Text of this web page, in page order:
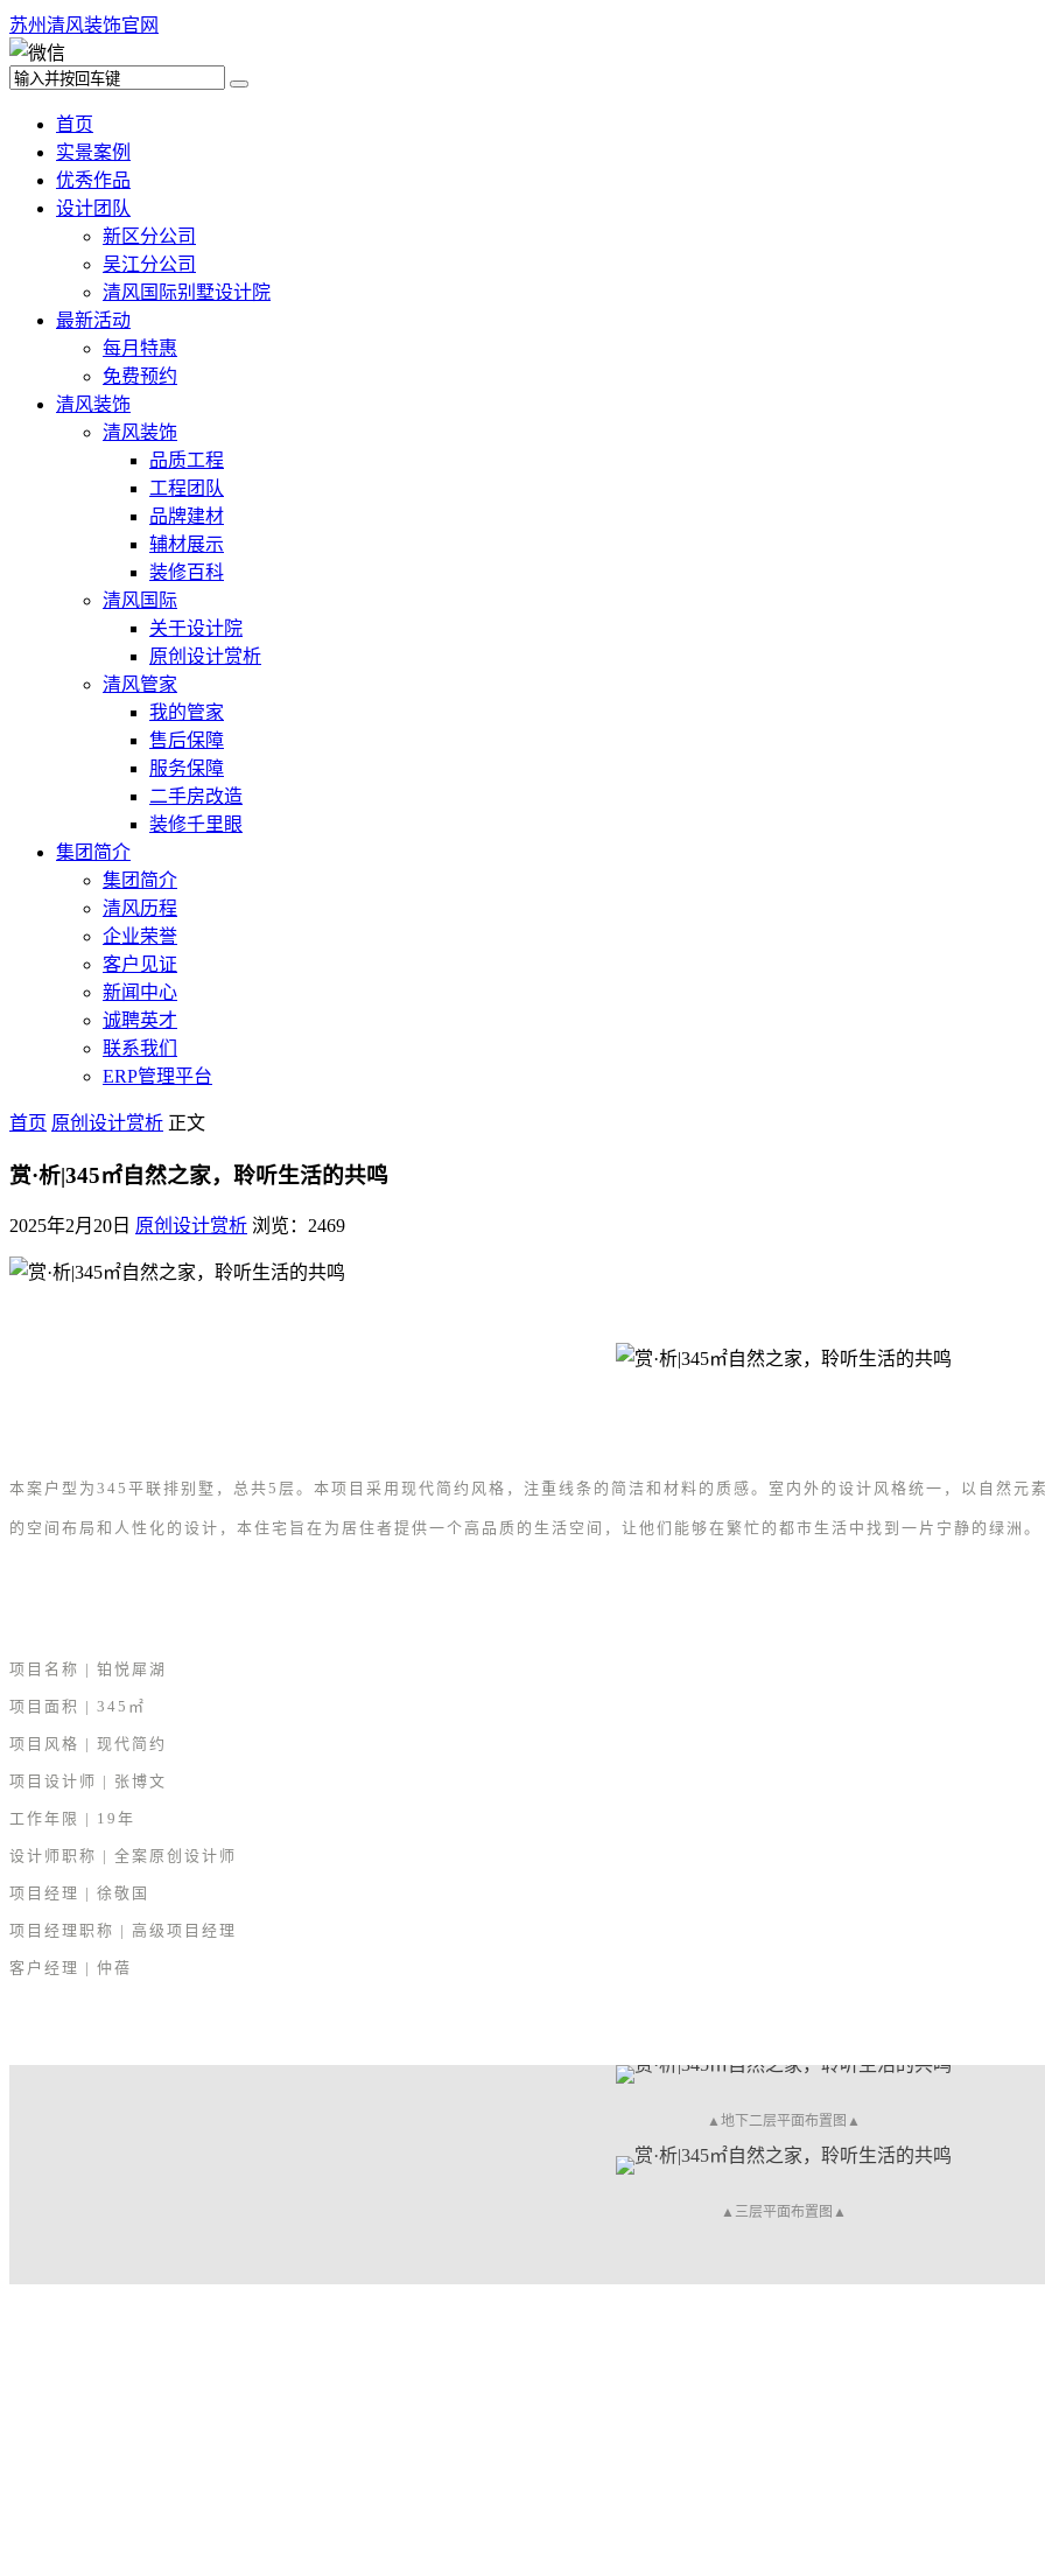
苏州清风装饰官网
首页
实景案例
优秀作品
设计团队
新区分公司
吴江分公司
清风国际别墅设计院
最新活动
每月特惠
免费预约
清风装饰
清风装饰
品质工程
工程团队
品牌建材
辅材展示
装修百科
清风国际
关于设计院
原创设计赏析
清风管家
我的管家
售后保障
服务保障
二手房改造
装修千里眼
集团简介
集团简介
清风历程
企业荣誉
客户见证
新闻中心
诚聘英才
联系我们
ERP管理平台
首页 原创设计赏析 正文
赏·析|345㎡自然之家，聆听生活的共鸣
2025年2月20日 原创设计赏析 浏览：2469
本案户型为345平联排别墅，总共5层。本项目采用现代简约风格，注重线条的简洁和材料的质感。室内外的设计风格统一，以自然元
的空间布局和人性化的设计，本住宅旨在为居住者提供一个高品质的生活空间，让他们能够在繁忙的都市生活中找到一片宁静的绿洲。
项目名称 | 铂悦犀湖
项目面积 | 345㎡
项目风格 | 现代简约
项目设计师 | 张博文
工作年限 | 19年
设计师职称 | 全案原创设计师
项目经理 | 徐敬国
项目经理职称 | 高级项目经理
客户经理 | 仲蓓
▲地下二层平面布置图▲
▲三层平面布置图▲